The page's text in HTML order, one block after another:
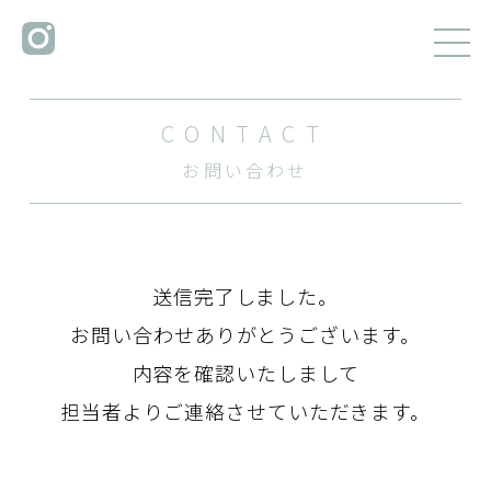
CONTACT
お問い合わせ
送信完了しました。
お問い合わせありがとうございます。
内容を確認いたしまして
担当者よりご連絡させていただきます。